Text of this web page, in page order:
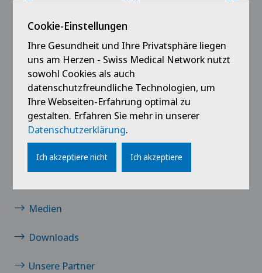
Links
Mayo Clinic Care Network
Mayo Clinic Health Library
Kontakt
Medien
Downloads
Unsere Partner
Cookie-Einstellungen
Ihre Gesundheit und Ihre Privatsphäre liegen
uns am Herzen - Swiss Medical Network nutzt
sowohl Cookies als auch
datenschutzfreundliche Technologien, um
Ihre Webseiten-Erfahrung optimal zu
gestalten. Erfahren Sie mehr in unserer
Datenschutzerklärung.
Ich akzeptiere nicht Ich akzeptiere